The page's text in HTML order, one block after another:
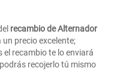
recambio de Alternador
precio excelente;
el recambio te lo enviará
recojerlo tú mismo